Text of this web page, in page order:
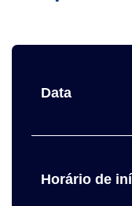
Data
Horário de